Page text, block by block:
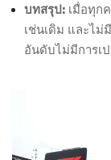
บทสรุป: เมื่อทุก
เช่นเดิม และไม่
อันดับไม่มีการเ